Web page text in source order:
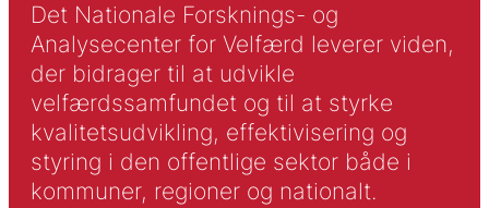
Det Nationale Forsknings- og
Analysecenter for Velfærd leverer viden,
der bidrager til at udvikle
velfærdssamfundet og til at styrke
kvalitetsudvikling, effektivisering og
styring i den offentlige sektor både i
kommuner, regioner og nationalt.